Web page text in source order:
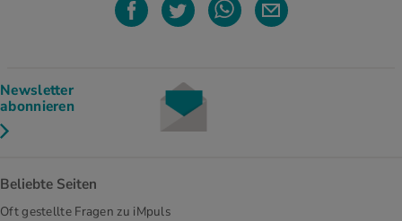
Newsletter
abonnieren
Beliebte Seiten
Oft gestellte Fragen zu iMpuls